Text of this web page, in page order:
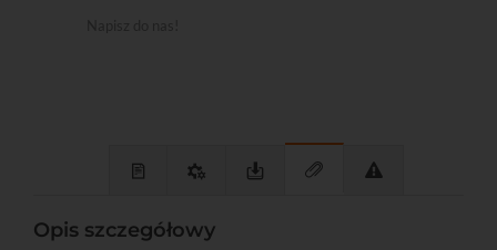
Opis szczegółowy